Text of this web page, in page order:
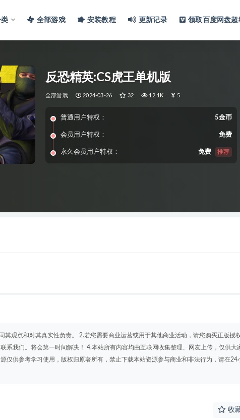
全部游戏 安装教程 更新记录 领取百度网盘超
反恐精英:CS虎王单机版
全部游戏 2024-03-26 32 12.1K 5
普通用户特权： 5金币
会员用户特权： 免费
永久会员用户特权： 免费 推荐
其观点和对其真实性负责。 2.若您需要商业运营或用于其他商业活动，请您购买正版授
系我们。将会第一时间解决！ 4.本站所有内容均由互联网收集整理、网友上传，仅供大
仅供参考学习使用，版权归原著所有，禁止下载本站资源参与商业和非法行为，请在24
收